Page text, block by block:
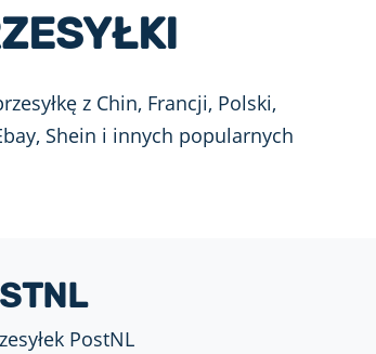
z Chin, Francji, Polski,
Shein i innych popularnych
PostNL